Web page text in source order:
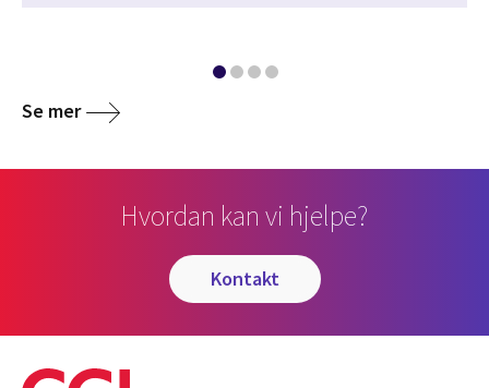
Se mer
Hvordan kan vi hjelpe?
kontakt